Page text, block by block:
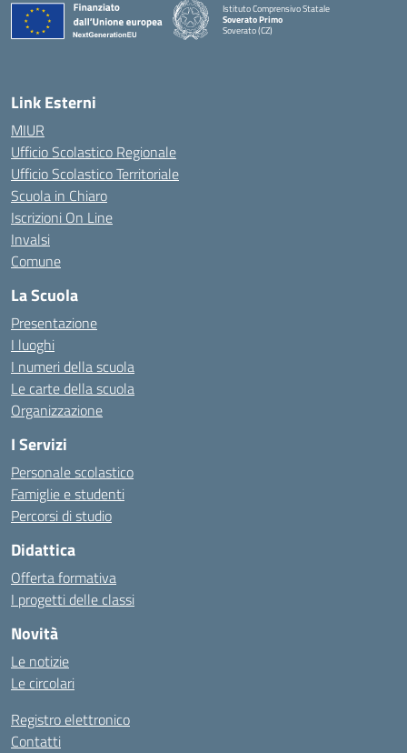
Istituto Comprensivo Statale
Soverato Primo
Soverato (CZ)
Link Esterni
MIUR
Ufficio Scolastico Regionale
Ufficio Scolastico Territoriale
Scuola in Chiaro
Iscrizioni On Line
Invalsi
Comune
La Scuola
Presentazione
I luoghi
I numeri della scuola
Le carte della scuola
Organizzazione
I Servizi
Personale scolastico
Famiglie e studenti
Percorsi di studio
Didattica
Offerta formativa
I progetti delle classi
Novità
Le notizie
Le circolari
Registro elettronico
Contatti